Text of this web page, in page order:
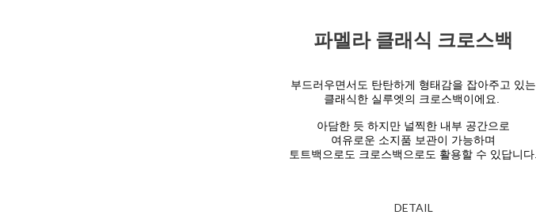
파멜라 클래식 크로스백
부드러우면서도 탄탄하게 형태감을 잡아주고 있는
클래식한 실루엣의 크로스백이에요.
아담한 듯 하지만 널찍한 내부 공간으로
여유로운 소지품 보관이 가능하며
토트백으로도 크로스백으로도 활용할 수 있답니다.
DETAIL